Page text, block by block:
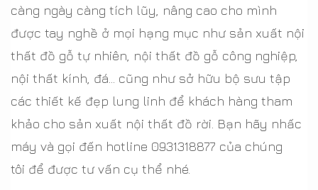
càng ngày càng tích lũy, nâng cao cho mình
được tay nghề ở mọi hạng mục như sản xuất nội
thất đồ gỗ tự nhiên, nội thất đồ gỗ công nghiệp,
nội thất kính, đá... cũng như sở hữu bộ sưu tập
các thiết kế đẹp lung linh để khách hàng tham
khảo cho sản xuất nội thất đồ rời. Bạn hãy nhấc
máy và gọi đến hotline 0931318877 của chúng
tôi để được tư vấn cụ thể nhé.